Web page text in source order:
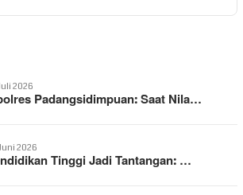
2026
Padangsidimpuan: Saat Nila…
2026
Tinggi Jadi Tantangan: …